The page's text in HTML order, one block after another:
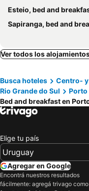
Esteio, bed and
Sapiranga, bed and
Ver todos los
Busca hoteles Centro-
Rio Grande do Sul
Porto
Bed and breakfast en
Elige tu país
Agregar en Google
Encontrá nuestros resultados
fácilmente: agregá trivago como